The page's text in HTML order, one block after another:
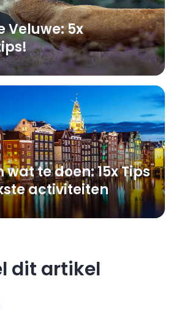
Veluwe: 5x
te doen: 15x Tips
activiteiten
dit artikel